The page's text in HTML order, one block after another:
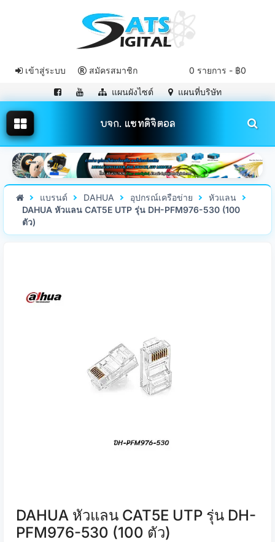
0 รายการ - ฿0
เข้าสู่ระบบ สมัครสมาชิก
แผนผังไซต์ แผนที่บริษัท
บจก. แซทดิจิตอล
แบรนด์ DAHUA อุปกรณ์เครือข่าย
หัวแลน
DAHUA หัวแลน CAT5E UTP รุ่น DH-PFM976-530 (100
ตัว)
DAHUA หัวแลน CAT5E UTP รุ่น DH-
PFM976-530 (100 ตัว)